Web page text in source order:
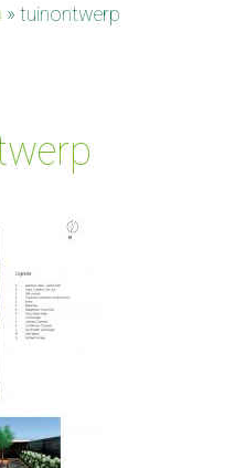
» tuinontwerp